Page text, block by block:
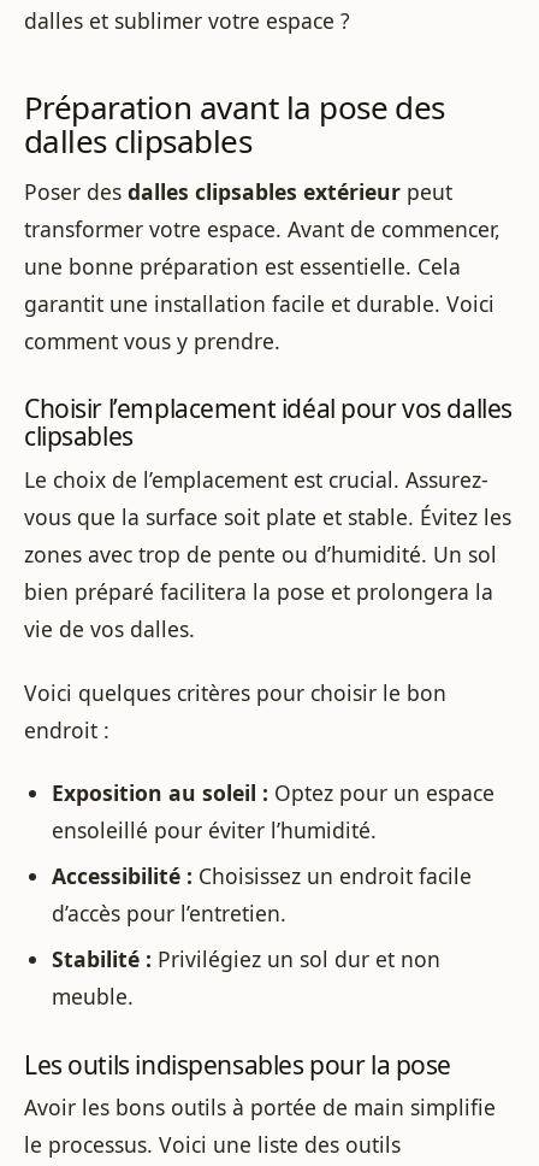
dalles et sublimer votre espace ?
Préparation avant la pose des
dalles clipsables
Poser des dalles clipsables extérieur peut
transformer votre espace. Avant de commencer,
une bonne préparation est essentielle. Cela
garantit une installation facile et durable. Voici
comment vous y prendre.
Choisir l’emplacement idéal pour vos dalles
clipsables
Le choix de l’emplacement est crucial. Assurez-
vous que la surface soit plate et stable. Évitez les
zones avec trop de pente ou d’humidité. Un sol
bien préparé facilitera la pose et prolongera la
vie de vos dalles.
Voici quelques critères pour choisir le bon
endroit :
Exposition au soleil : Optez pour un espace
ensoleillé pour éviter l’humidité.
Accessibilité : Choisissez un endroit facile
d’accès pour l’entretien.
Stabilité : Privilégiez un sol dur et non
meuble.
Les outils indispensables pour la pose
Avoir les bons outils à portée de main simplifie
le processus. Voici une liste des outils